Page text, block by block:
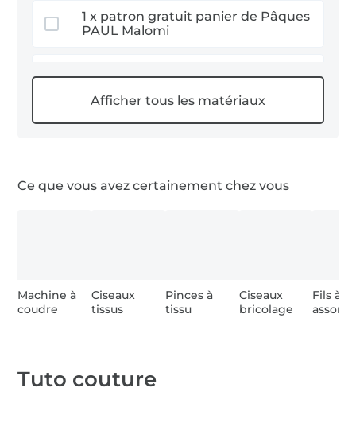
1 x patron gratuit panier de Pâques
PAUL Malomi
1 x ebook flocage Lucky Pets
0,2 m tissu lin
0,2 m Vlieseline H630
Ce que vous avez certainement chez vous
Machine à
coudre
Ciseaux
tissus
Pinces à
tissu
Ciseaux
bricolage
Fils à
assortis
Tuto couture